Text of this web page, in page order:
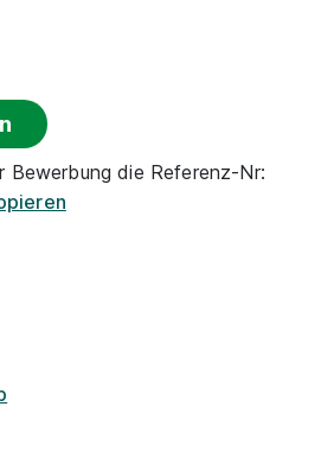
Bewerbung die Referenz-Nr: